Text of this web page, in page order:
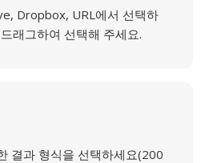
Dropbox, URL에서 선택하
래그하여 선택해 주세요.
결과 형식을 선택하세요(200